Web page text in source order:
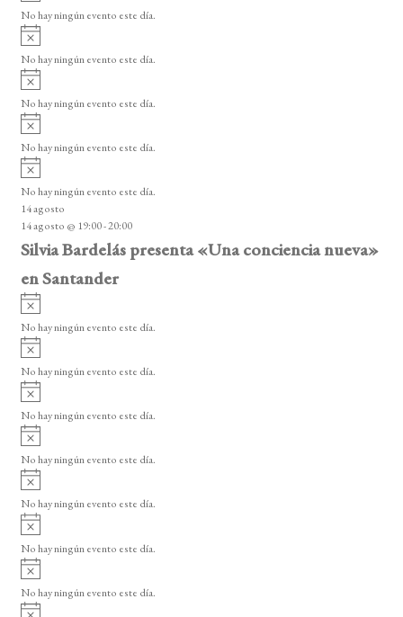
v
e
n
t
o
s
o
v
i
o
No hay ningún evento este día.
A
v
i
o
No hay ningún evento este día.
A
v
i
o
No hay ningún evento este día.
A
v
i
o
No hay ningún evento este día.
A
v
i
s
o
No hay ningún evento este día.
14 agosto
14 agosto @ 19:00-20:00
Silvia Bardelás presenta «Una conciencia nueva»
en Santander
A
v
i
o
No hay ningún evento este día.
A
v
i
o
No hay ningún evento este día.
A
v
i
o
No hay ningún evento este día.
A
v
i
o
No hay ningún evento este día.
A
v
i
o
No hay ningún evento este día.
A
v
i
o
No hay ningún evento este día.
A
v
i
No hay ningún evento este día.
A